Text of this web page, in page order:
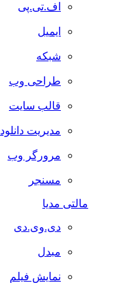
اف.تی.پی
ایمیل
شبکه
طراحی وب
قالب سایت
مدیریت دانلود
مرورگر وب
مسنجر
مالتی مدیا
دی.وی.دی
مبدل
نمایش فیلم